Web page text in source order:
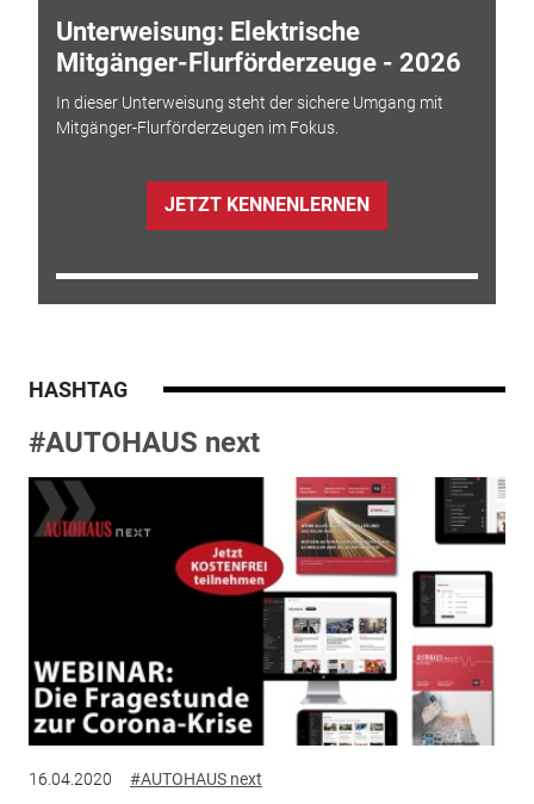
Unterweisung: Elektrische
Mitgänger-Flurförderzeuge - 2026
In dieser Unterweisung steht der sichere Umgang mit
Mitgänger-Flurförderzeugen im Fokus.
JETZT KENNENLERNEN
HASHTAG
#AUTOHAUS next
16.04.2020 #AUTOHAUS next